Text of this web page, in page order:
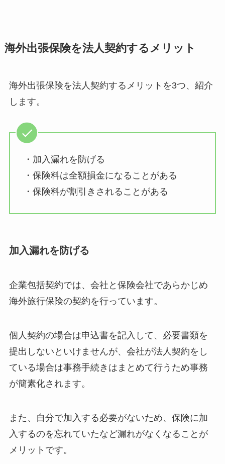
海外出張保険を法人契約するメリット
海外出張保険を法人契約するメリットを3つ、紹介
します。
・加入漏れを防げる
・保険料は全額損金になることがある
・保険料が割引きされることがある
加入漏れを防げる
企業包括契約では、会社と保険会社であらかじめ
海外旅行保険の契約を行っています。
個人契約の場合は申込書を記入して、必要書類を
提出しないといけませんが、会社が法人契約をし
ている場合は事務手続きはまとめて行うため事務
が簡素化されます。
また、
自分で加入する必要がないため、保険に加
入するのを忘れていたなど漏れがなくなることが
メリット です。